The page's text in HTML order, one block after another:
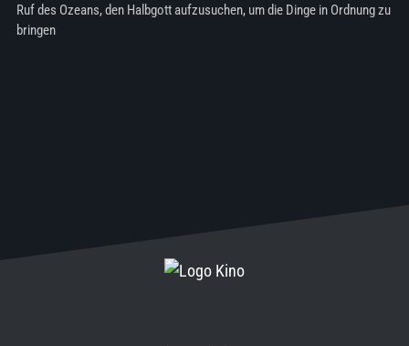
Ruf des Ozeans, den Halbgott aufzusuchen, um die Dinge in Ordnung zu
bringen